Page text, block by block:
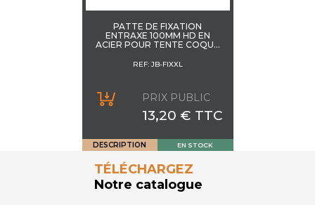
PATTE DE FIXATION
ENTRAXE 100MM HD EN
ACIER POUR TENTE COQUE
REF: JB-FIXXL
PRIX PUBLIC
13,20 € TTC
DESCRIPTION EN STOCK
TÉLÉCHARGEZ
Notre catalogue